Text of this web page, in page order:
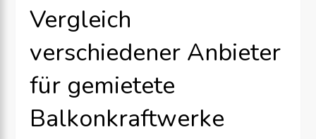
Vergleich
verschiedener Anbieter
für gemietete
Balkonkraftwerke